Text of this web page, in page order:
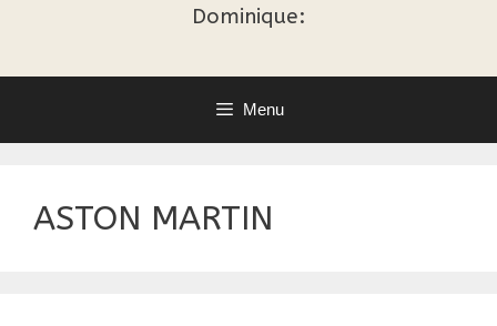
Dominique:
Menu
ASTON MARTIN